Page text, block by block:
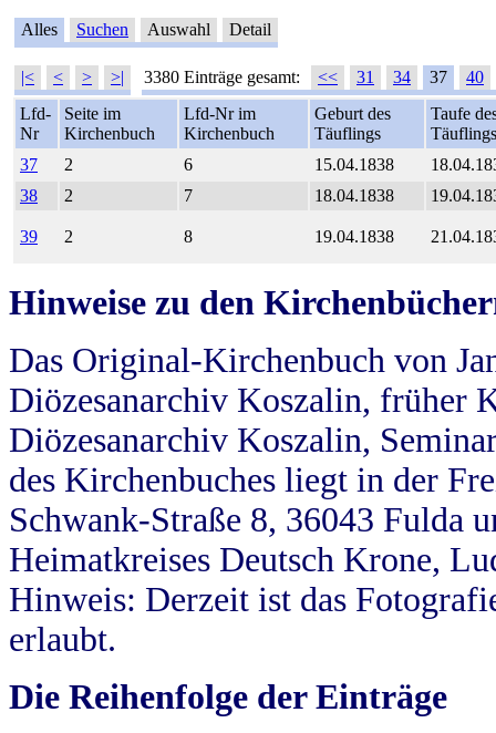
Alles Suchen Auswahl Detail
|< < > >| 3380 Einträge gesamt: << 31 34 37
40
Lfd-
Nr
Seite im
Kirchenbuch
Lfd-Nr im
Kirchenbuch
Geburt des
Täuflings
Taufe
Täuflings
37
2 6 15.04.1838
38
2 7 18.04.1838
39 2 8 19.04.1838
Hinweise zu den
Das Original-Kirchenbuch von
Diözesanarchiv Koszalin, früher
Diözesanarchiv Koszalin,
des Kirchenbuches liegt in der
Schwank-Straße 8, 36043 Fulda
Heimatkreises Deutsch Krone,
Hinweis: Derzeit ist das
erlaubt.
Die Reihenfolge der Einträge